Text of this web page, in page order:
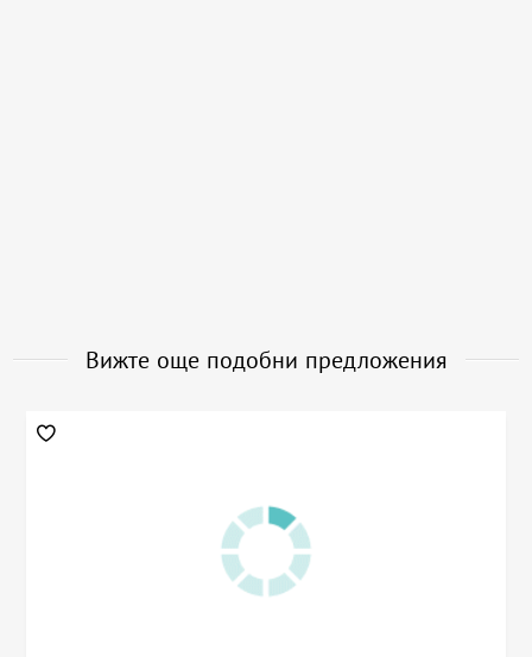
Вижте още подобни предложения